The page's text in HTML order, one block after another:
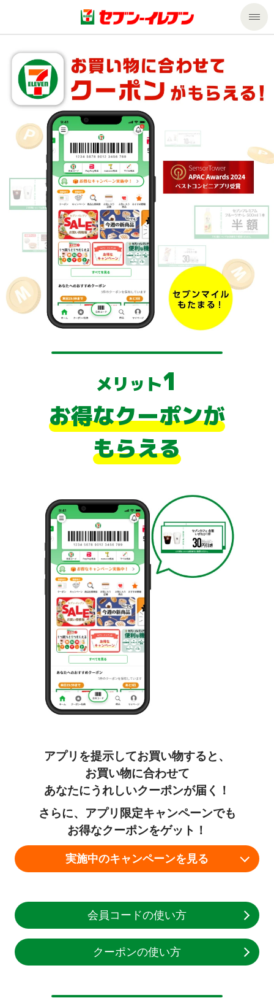
商品のご案内
商品のご案内トップ
今週の新商品
来週の新商品
商品カテゴリ一覧
セブンプレミアム
食の安全・安心への取組み
ギフト
プリペイドカード・金券
セール・キャンペーン
サービス
サービストップ
nanacoトップ
マルチコピー機でできること
マルチコピー機でできることトップ
コピー
スポーツ振興くじ
行政サービス
便利なサービス
宅配便
切手・はがき・印紙
ご利用可能なお支払い方法
各種料金のお支払い
オンラインフォトサービス
コインランドリー（店舗限定）
宅配ロッカー（店舗限定）
自転車シェアリング（店舗限定）
モバイルバッテリーシェアリング（店舗限定）
モバイルWi-Fiバッテリーシェアリング（店舗限定）
パウダースペース ラブン（店舗限定）
ソフトバンクギフト
チケットサービス
セブンチケット
CNプレイガイド
セブン‐イレブンでお受取り
タワーレコード
セブンネットショッピング
停電時のサービス停止のお知らせ
企業情報
企業情報トップ
ニュースリリース
企業理念
国内店舗数
セブン‐イレブンの海外事業
データで見るセブン‐イレブン
セブン‐イレブンの「商品力」
セブン-イレブンの横顔
セブン-イレブンの歴史
私たちの取組み
サステナビリティ
サステナビリティトップ
セブン＆アイ・ホールディングスの重点課題
サステナビリティ活動基本方針
4VISIONS
サステナビリティニュース
サステナビリティレポート
報告書ライブラリー
加盟店オーナー募集 物件募集・購入
ネットショッピング
Language
简体中文(服务)
한국어(서비스)
ภาษาไทย(บริการ)
メリット1
お得なクーポンが
もらえる
アプリを提示してお買い物すると、
お買い物に合わせて
あなたにうれしいクーポンが届く！
さらに、アプリ限定キャンペーンでも
お得なクーポンをゲット！
実施中のキャンペーンを見る
会員コードの使い方
クーポンの使い方